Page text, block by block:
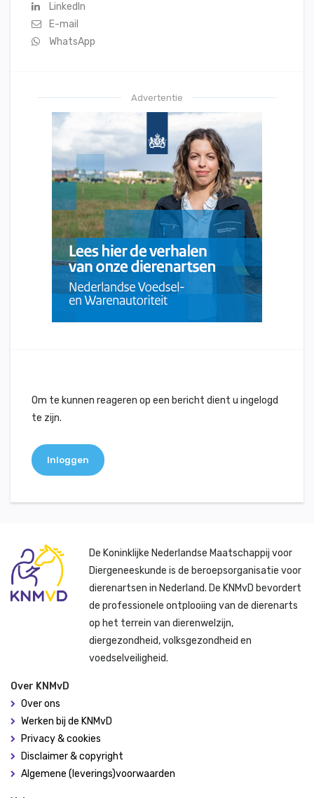
LinkedIn
E-mail
WhatsApp
Advertentie
Om te kunnen reageren op een bericht dient u ingelogd
te zijn.
Inloggen
De Koninklijke Nederlandse Maatschappij voor
Diergeneeskunde is de beroepsorganisatie voor
dierenartsen in Nederland. De KNMvD bevordert
de professionele ontplooiing van de dierenarts
op het terrein van dierenwelzijn,
diergezondheid, volksgezondheid en
voedselveiligheid.
Over KNMvD
Over ons
Werken bij de KNMvD
Privacy & cookies
Disclaimer & copyright
Algemene (leverings)voorwaarden